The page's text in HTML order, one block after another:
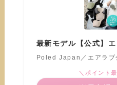
最新モデル【公式】
Poled Japan／エアラブ
＼ポイント